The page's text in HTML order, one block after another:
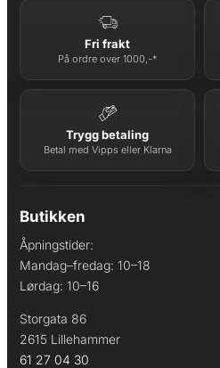
Fri frakt
På ordre over 1000,-*
Trygg betaling
Betal med Vipps eller Klarna
Butikken
Åpningstider:
Mandag–fredag: 10–18
Lørdag: 10–16
Storgata 86
2615 Lillehammer
61 27 04 30